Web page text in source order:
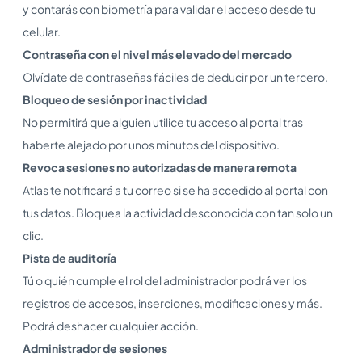
y contarás con biometría para validar el acceso desde tu
celular.
Contraseña con el nivel más elevado del mercado
Olvídate de contraseñas fáciles de deducir por un tercero.
Bloqueo de sesión por inactividad
No permitirá que alguien utilice tu acceso al portal tras
haberte alejado por unos minutos del dispositivo.
Revoca sesiones no autorizadas de manera remota
Atlas te notificará a tu correo si se ha accedido al portal con
tus datos. Bloquea la actividad desconocida con tan solo un
clic.
Pista de auditoría
Tú o quién cumple el rol del administrador podrá ver los
registros de accesos, inserciones, modificaciones y más.
Podrá deshacer cualquier acción.
Administrador de sesiones